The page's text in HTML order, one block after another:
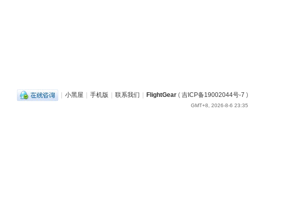
| 小黑屋 | 手机版 | 联系我们 | FlightGear ( 吉ICP备19002044号-7 )
GMT+8, 2026-8-6 23:35